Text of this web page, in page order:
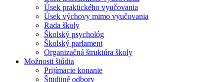
Úsek praktického vyučovania
Úsek výchovy mimo vyučovania
Rada školy
Školský psychológ
Školský parlament
Organizačná štruktúra školy
Možnosti štúdia
Prijímacie konanie
Študijné odbory